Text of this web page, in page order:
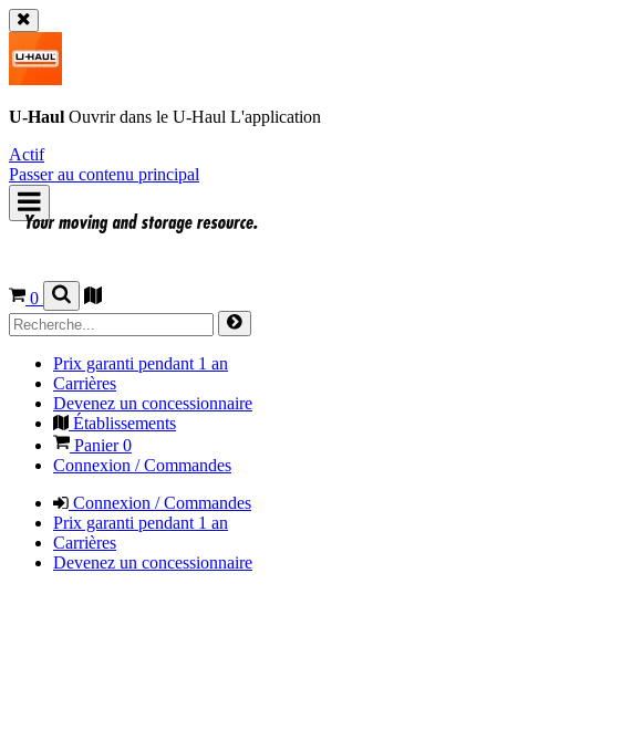
U-Haul Ouvrir dans le U-Haul L'application
Actif
Passer au contenu principal
0
Prix garanti pendant 1 an
Carrières
Devenez un concessionnaire
Établissements
Panier0
Connexion / Commandes
Connexion / Commandes
Prix garanti pendant 1 an
Carrières
Devenez un concessionnaire